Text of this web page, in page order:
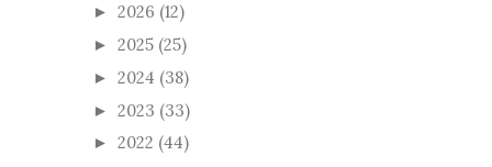
► 2026 (12)
► 2025 (25)
► 2024 (38)
► 2023 (33)
► 2022 (44)